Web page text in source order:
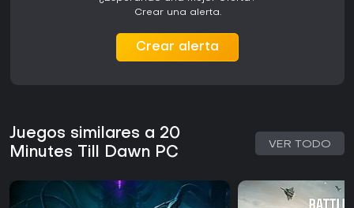
Crear una alerta.
Crear alerta
Juegos similares a 20
Minutes Till Dawn PC
VER TODO